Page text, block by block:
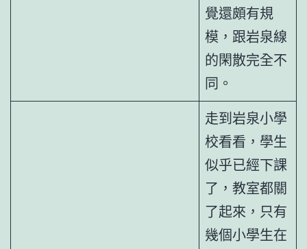
覺還頗有規
模，跟岩泉線
的閑散完全不
同。
走到岩泉小學
校看看，學生
似乎已經下課
了，教室都關
了起來，只有
幾個小學生在